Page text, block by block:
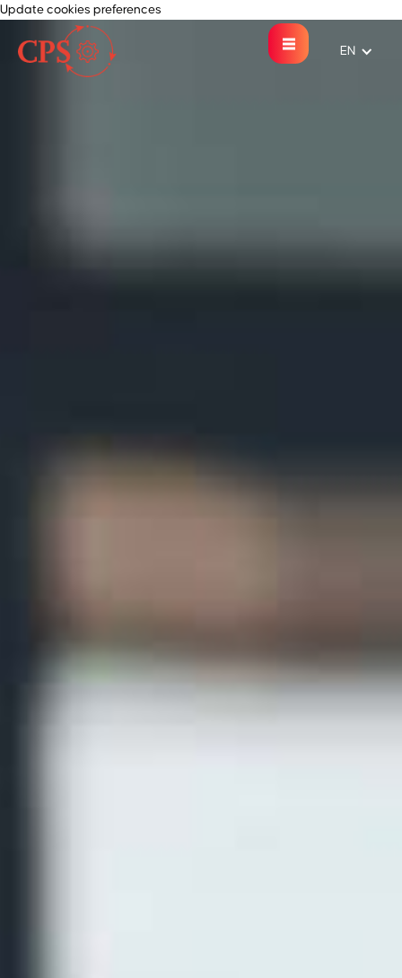
Update cookies preferences
EN